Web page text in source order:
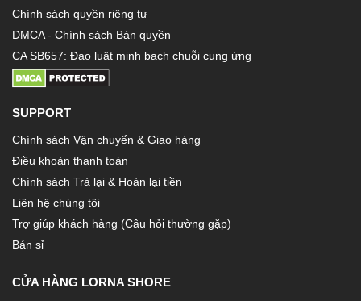
Chính sách quyền riêng tư
DMCA - Chính sách Bản quyền
CA SB657: Đạo luật minh bạch chuỗi cung ứng
SUPPORT
Chính sách Vận chuyển & Giao hàng
Điều khoản thanh toán
Chính sách Trả lại & Hoàn lại tiền
Liên hệ chúng tôi
Trợ giúp khách hàng (Câu hỏi thường gặp)
Bán sỉ
CỬA HÀNG LORNA SHORE